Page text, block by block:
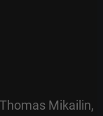
Mikailin,